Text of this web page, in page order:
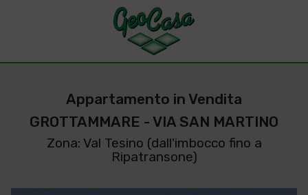
Appartamento in Vendita
GROTTAMMARE - VIA SAN MARTINO
Zona: Val Tesino (dall'imbocco fino a
Ripatransone)